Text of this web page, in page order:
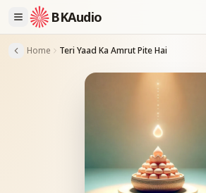
BKAudio
Home Teri Yaad Ka Amrut Pite Hai